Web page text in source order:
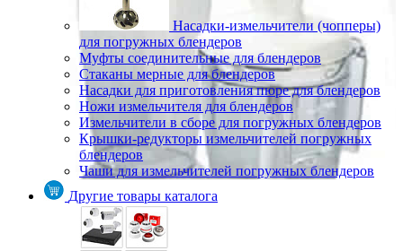
Насадки-измельчители (чопперы)
для погружных блендеров
Муфты соединительные для блендеров
Стаканы мерные для блендеров
Насадки для приготовления пюре для блендеров
Ножи измельчителя для блендеров
Измельчители в сборе для погружных блендеров
Крышки-редукторы измельчителей погружных
блендеров
Чаши для измельчителей погружных блендеров
Другие товары каталога